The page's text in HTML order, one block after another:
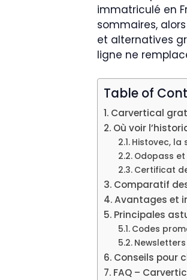
immatriculé en
sommaires,
et alternatives
ligne ne
Table of
Carvertical
Où voir
Histovec, la
Odopass
Certificat
Comparatif
Avantages et
Principales
Codes
Conseils pour
FAQ –